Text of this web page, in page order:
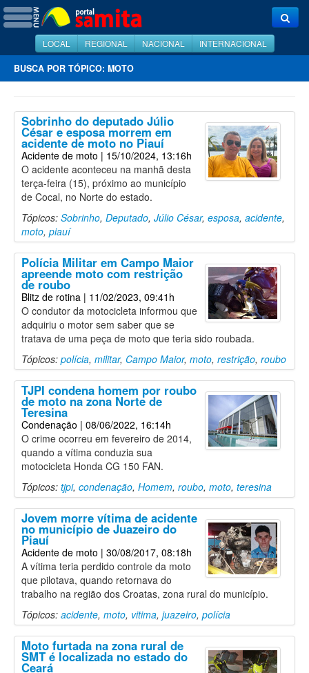
LOCAL REGIONAL NACIONAL INTERNACIONAL
BUSCA POR TÓPICO: MOTO
Sobrinho do deputado Júlio
César e esposa morrem em
acidente de moto no Piauí
Acidente de moto | 15/10/2024, 13:16h
O acidente aconteceu na manhã desta
terça-feira (15), próximo ao município
de Cocal, no Norte do estado.
Tópicos: Sobrinho, Deputado, Júlio César, esposa, acidente,
moto, piauí
Polícia Militar em Campo Maior
apreende moto com restrição
de roubo
Blitz de rotina | 11/02/2023, 09:41h
O condutor da motocicleta informou que
adquiriu o motor sem saber que se
tratava de uma peça de moto que teria sido roubada.
Tópicos: polícia, militar, Campo Maior, moto, restrição, roubo
TJPI condena homem por roubo
de moto na zona Norte de
Teresina
Condenação | 08/06/2022, 16:14h
O crime ocorreu em fevereiro de 2014,
quando a vítima conduzia sua
motocicleta Honda CG 150 FAN.
Tópicos: tjpi, condenação, Homem, roubo, moto, teresina
Jovem morre vítima de acidente
no município de Juazeiro do
Piauí
Acidente de moto | 30/08/2017, 08:18h
A vítima teria perdido controle da moto
que pilotava, quando retornava do
trabalho na região dos Croatas, zona rural do município.
Tópicos: acidente, moto, vitima, juazeiro, polícia
Moto furtada na zona rural de
SMT é localizada no estado do
Ceará